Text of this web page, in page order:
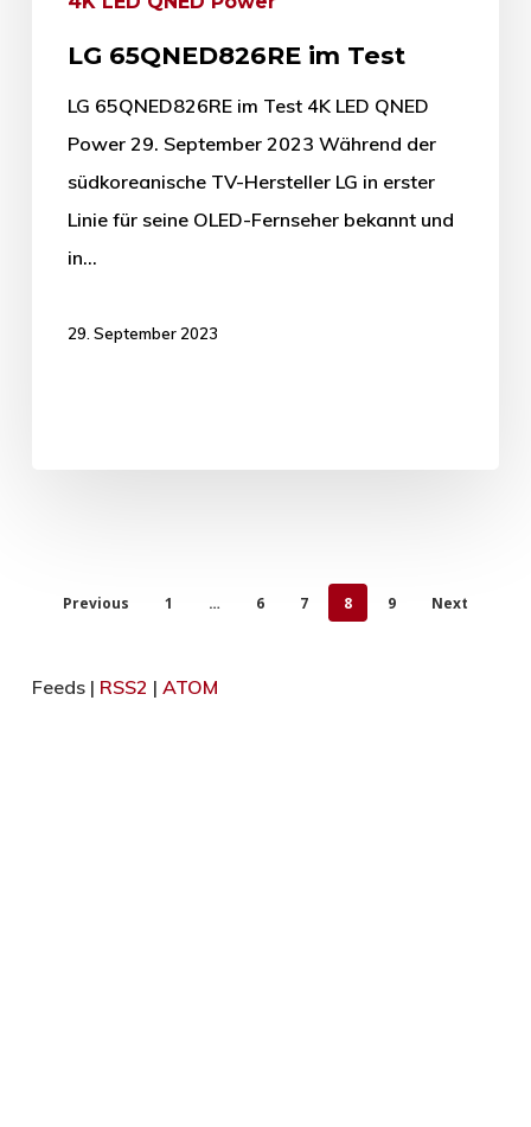
LG 65QNED826RE im Test
LG 65QNED826RE im Test 4K LED QNED
Power 29. September 2023 Während der
südkoreanische TV-Hersteller LG in erster
Linie für seine OLED-Fernseher bekannt und
in…
29. September 2023
Previous 1 … 6 7 8 9 Next
Feeds | RSS2 | ATOM